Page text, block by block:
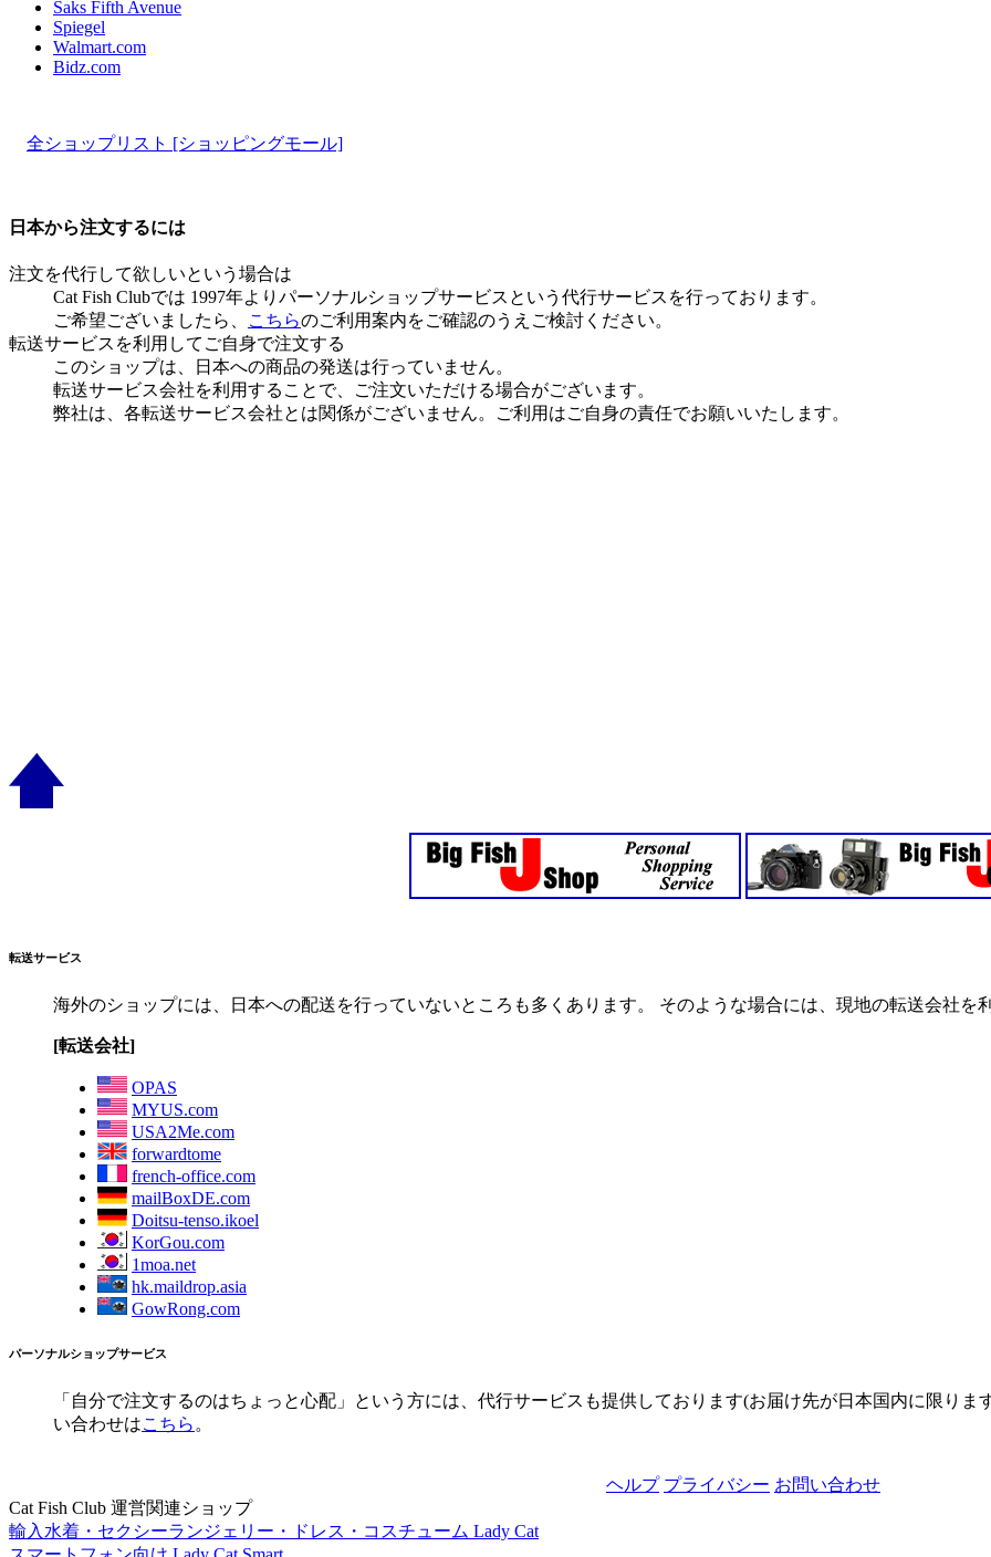
Saks Fifth Avenue
Spiegel
Walmart.com
Bidz.com
全ショップリスト [ショッピングモール]
日本から注文するには
注文を代行して欲しいという場合は
Cat Fish Clubでは 1997年よりパーソナルショップサービスという代行サービスを行っております。
ご希望ございましたら、
こちらのご利用案内をご確認のうえご検討ください。
転送サービスを利用してご自身で注文する
このショップは、日本への商品の発送は行っていません。
転送サービス会社を利用することで、ご注文いただける場合がございます。
弊社は、各転送サービス会社とは関係がございません。ご利用はご自身の責任でお願いいたします。
転送サービス
海外のショップには、日本への配送を行っていないところも多くあります。 そのような場合には、現地の転送会社を
[転送会社]
OPAS
MYUS.com
USA2Me.com
forwardtome
french-office.com
mailBoxDE.com
Doitsu-tenso.ikoel
KorGou.com
1moa.net
hk.maildrop.asia
GowRong.com
パーソナルショップサービス
「自分で注文するのはちょっと心配」という方には、代行サービスも提供しております(お届け先が日本国内に限りま
い合わせはこちら 。
ヘルプ プライバシー お問い合わせ
Cat Fish Club 運営関連ショップ
輸入水着・セクシーランジェリー・ドレス・コスチューム Lady Cat